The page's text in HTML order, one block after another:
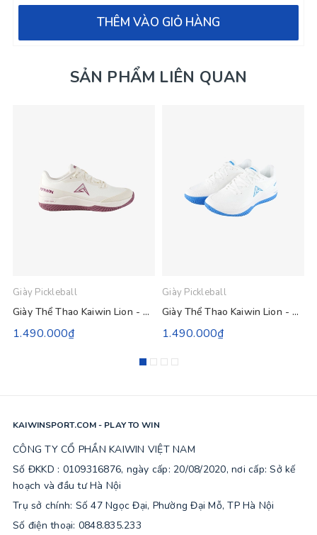
THÊM VÀO GIỎ HÀNG
SẢN PHẨM LIÊN QUAN
Giày Pickleball
Giày Thể Thao Kaiwin Lion - Vàng Be
1.490.000₫
Giày Pickleball
Giày Thể Thao Kaiwin Lion - Trắng Xanh Bích
1.490.000₫
KAIWINSPORT.COM - PLAY TO WIN
CÔNG TY CỔ PHẦN KAIWIN VIỆT NAM
Số ĐKKD : 0109316876, ngày cấp: 20/08/2020, nơi cấp: Sở kế
hoạch và đầu tư Hà Nội
Trụ sở chính: Số 47 Ngọc Đại, Phường Đại Mỗ, TP Hà Nội
Số điện thoại: 0848.835.233